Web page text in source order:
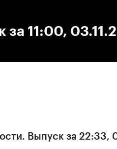
за 11:00,
Выпуск за 22:33,